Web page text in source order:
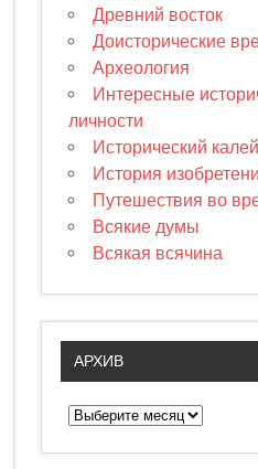
Древний восток
Доисторические
Археология
Интересные
личности
Исторический
История
Путешествия во
Всякие думы
Всякая всячина
АРХИВ
А
р
х